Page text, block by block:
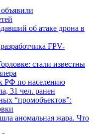
об атаке дрона в
FPV-
стали известны
РФ по населению
31 чел. ранен
“промобъектов”:
аномальная жара. Что